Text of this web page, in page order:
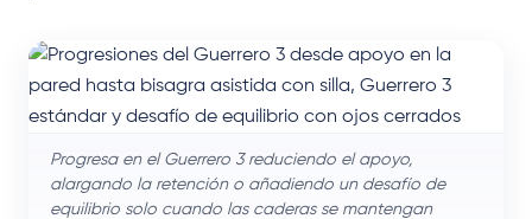
Progresa en el Guerrero 3 reduciendo el apoyo,
alargando la retención o añadiendo un desafío de
equilibrio solo cuando las caderas se mantengan